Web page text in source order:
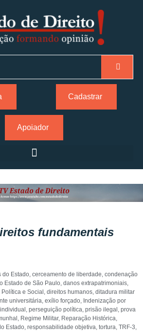
Cadastrar
Apoiador
fundamentais
do Estado, cerceamento de liberdade, condenação
Estado de São Paulo, danos extrapatrimoniais,
e Social , direitos humanos, ditadura militar
universitária, exílio forçado, Indenização por
, perseguição política, prisão ilegal , prova
, Regime Militar, Reparação Histórica,
Estado, responsabilidade objetiva, tortura, TRF-3,